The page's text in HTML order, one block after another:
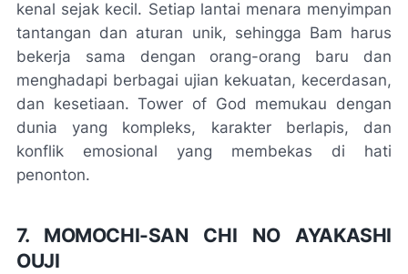
kenal sejak kecil. Setiap lantai menara menyimpan
tantangan dan aturan unik, sehingga Bam harus
bekerja sama dengan orang-orang baru dan
menghadapi berbagai ujian kekuatan, kecerdasan,
dan kesetiaan. Tower of God memukau dengan
dunia yang kompleks, karakter berlapis, dan
konflik emosional yang membekas di hati
penonton.
7. MOMOCHI-SAN CHI NO AYAKASHI
OUJI